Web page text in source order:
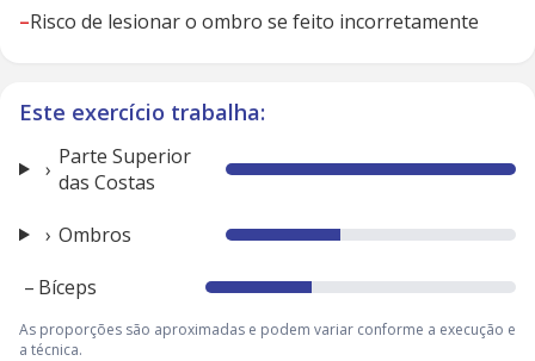
–Risco de lesionar o ombro se feito incorretamente
Este exercício trabalha:
Parte Superior
das Costas
Ombros
– Bíceps
As proporções são aproximadas e podem variar conforme a execução e
a técnica.